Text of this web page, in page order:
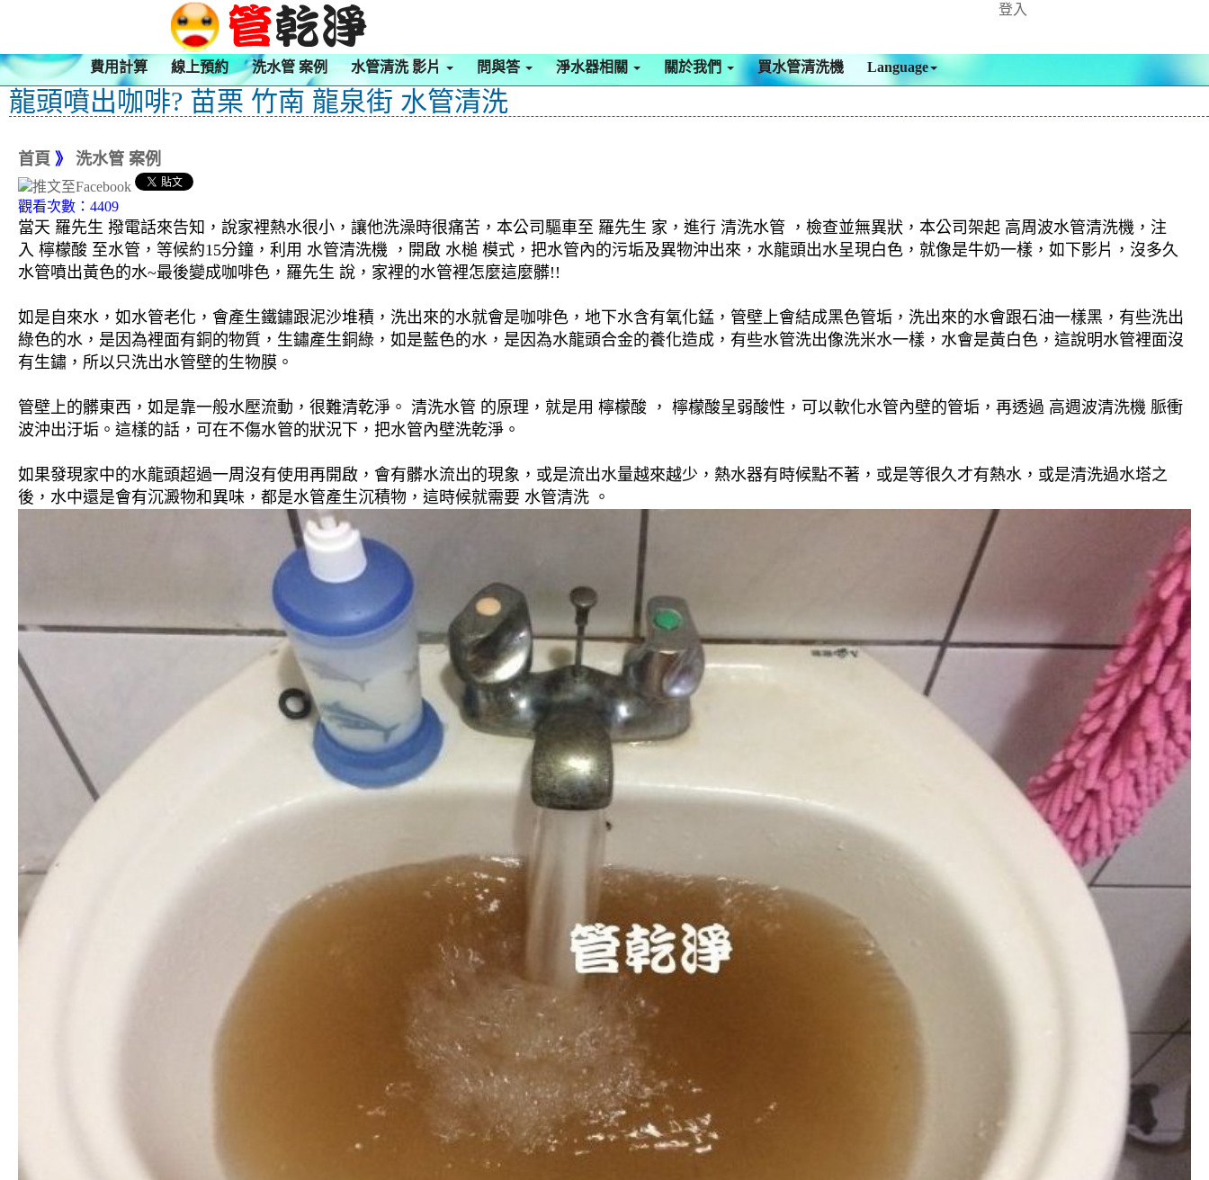
登入
費用計算 線上預約 洗水管 案例 水管清洗 影片 問與答 淨水器相關 關於我們 買水管清洗機 Language
龍頭噴出咖啡? 苗栗 竹南 龍泉街 水管清洗
首頁 》 洗水管 案例
觀看次數：4409
當天 羅先生 撥電話來告知，說家裡熱水很小，讓他洗澡時很痛苦，本公司驅車至 羅先生 家，進行 清洗水管 ，檢查並無異狀，本公司架起 高周波水管清洗機，注
入 檸檬酸 至水管，等候約15分鐘，利用 水管清洗機 ，開啟 水槌 模式，把水管內的污垢及異物沖出來，水龍頭出水呈現白色，就像是牛奶一樣，如下影片，沒多久
水管噴出黃色的水~最後變成咖啡色，羅先生 說，家裡的水管裡怎麼這麼髒!!
如是自來水，如水管老化，會產生鐵鏽跟泥沙堆積，洗出來的水就會是咖啡色，地下水含有氧化錳，管壁上會結成黑色管垢，洗出來的水會跟石油一樣黑，有些洗出
綠色的水，是因為裡面有銅的物質，生鏽產生銅綠，如是藍色的水，是因為水龍頭合金的養化造成，有些水管洗出像洗米水一樣，水會是黃白色，這說明水管裡面沒
有生鏽，所以只洗出水管壁的生物膜。
管壁上的髒東西，如是靠一般水壓流動，很難清乾淨。 清洗水管 的原理，就是用 檸檬酸 ， 檸檬酸呈弱酸性，可以軟化水管內壁的管垢，再透過 高週波清洗機 脈衝
波沖出汙垢。這樣的話，可在不傷水管的狀況下，把水管內壁洗乾淨。
如果發現家中的水龍頭超過一周沒有使用再開啟，會有髒水流出的現象，或是流出水量越來越少，熱水器有時候點不著，或是等很久才有熱水，或是清洗過水塔之
後，水中還是會有沉澱物和異味，都是水管產生沉積物，這時候就需要 水管清洗 。